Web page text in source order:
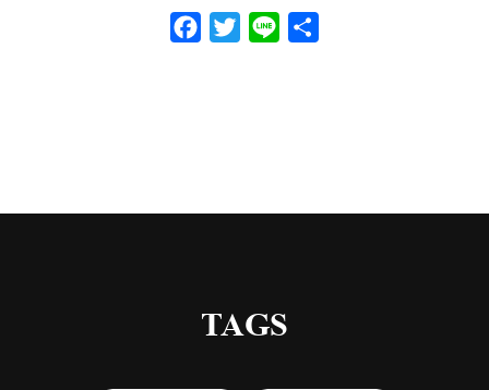
FacebookTwitterLine
TAGS